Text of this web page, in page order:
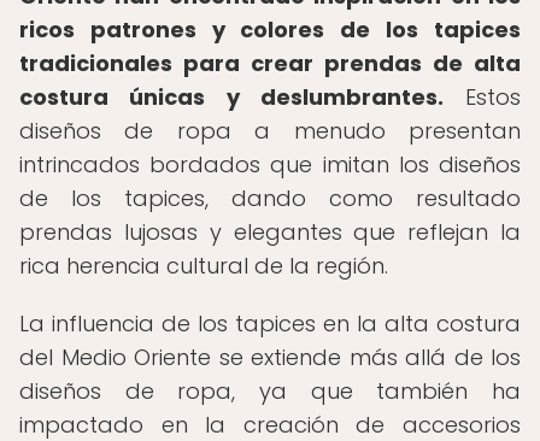
ricos patrones y colores de los tapices
tradicionales para crear prendas de alta
costura únicas y deslumbrantes. Estos
diseños de ropa a menudo presentan
intrincados bordados que imitan los diseños
de los tapices, dando como resultado
prendas lujosas y elegantes que reflejan la
rica herencia cultural de la región.
La influencia de los tapices en la alta costura
del Medio Oriente se extiende más allá de los
diseños de ropa, ya que también ha
impactado en la creación de accesorios